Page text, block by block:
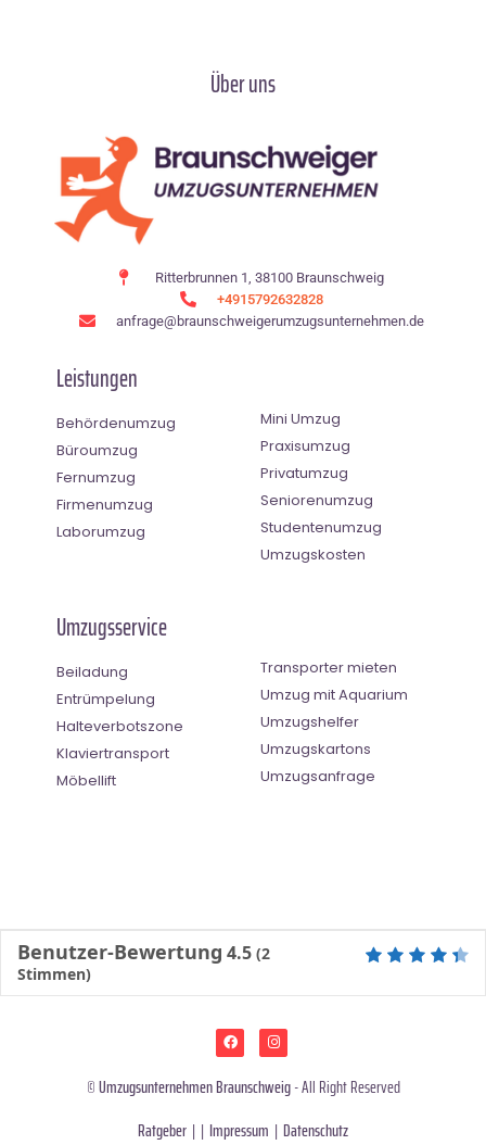
Über uns
Ritterbrunnen 1, 38100 Braunschweig
+4915792632828
anfrage@braunschweigerumzugsunternehmen.de
Leistungen
Behördenumzug
Büroumzug
Fernumzug
Firmenumzug
Laborumzug
Mini Umzug
Praxisumzug
Privatumzug
Seniorenumzug
Studentenumzug
Umzugskosten
Umzugsservice
Beiladung
Entrümpelung
Halteverbotszone
Klaviertransport
Möbellift
Transporter mieten
Umzug mit Aquarium
Umzugshelfer
Umzugskartons
Umzugsanfrage
Benutzer-Bewertung 4.5 (2
Stimmen)
©Umzugsunternehmen Braunschweig- All Right Reserved
Ratgeber | | Impressum | Datenschutz